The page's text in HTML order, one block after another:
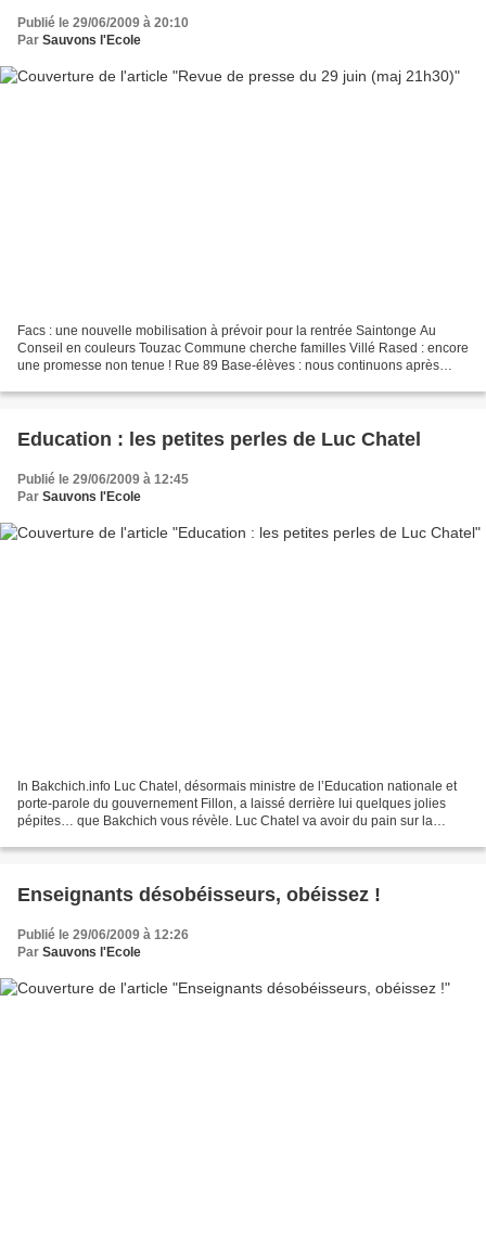
Publié le 29/06/2009 à 20:10
Par Sauvons l'Ecole
Facs : une nouvelle mobilisation à prévoir pour la rentrée Saintonge Au
Conseil en couleurs Touzac Commune cherche familles Villé Rased : encore
une promesse non tenue ! Rue 89 Base-élèves : nous continuons après
Education : les petites perles de Luc Chatel
Publié le 29/06/2009 à 12:45
Par Sauvons l'Ecole
In Bakchich.info Luc Chatel, désormais ministre de l’Education nationale et
porte-parole du gouvernement Fillon, a laissé derrière lui quelques jolies
pépites… que Bakchich vous révèle. Luc Chatel va avoir du pain sur la
Enseignants désobéisseurs, obéissez !
Publié le 29/06/2009 à 12:26
Par Sauvons l'Ecole